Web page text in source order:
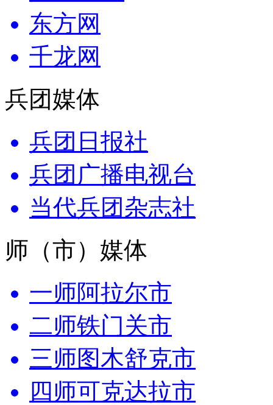
东方网
千龙网
兵团媒体
兵团日报社
兵团广播电视台
当代兵团杂志社
师（市）媒体
一师阿拉尔市
二师铁门关市
三师图木舒克市
四师可克达拉市